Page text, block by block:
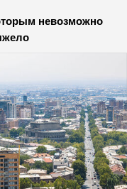
невозможно